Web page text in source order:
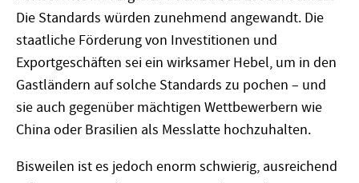
Die Standards würden zunehmend angewandt. Die
staatliche Förderung von Investitionen und
Exportgeschäften sei ein wirksamer Hebel, um in den
Gastländern auf solche Standards zu pochen – und
sie auch gegenüber mächtigen Wettbewerbern wie
China oder Brasilien als Messlatte hochzuhalten.
Bisweilen ist es jedoch enorm schwierig, ausreichend